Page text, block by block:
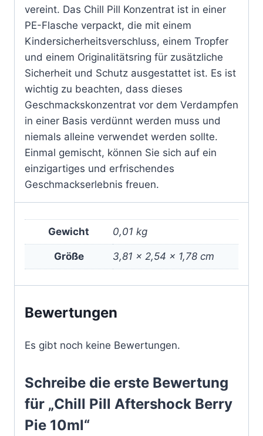
vereint. Das Chill Pill Konzentrat ist in einer
PE-Flasche verpackt, die mit einem
Kindersicherheitsverschluss, einem Tropfer
und einem Originalitätsring für zusätzliche
Sicherheit und Schutz ausgestattet ist. Es ist
wichtig zu beachten, dass dieses
Geschmackskonzentrat vor dem Verdampfen
in einer Basis verdünnt werden muss und
niemals alleine verwendet werden sollte.
Einmal gemischt, können Sie sich auf ein
einzigartiges und erfrischendes
Geschmackserlebnis freuen.
Gewicht 0,01 kg
Größe 3,81 × 2,54 × 1,78 cm
Bewertungen
Es gibt noch keine Bewertungen.
Schreibe die erste Bewertung
für „Chill Pill Aftershock Berry
Pie 10ml“